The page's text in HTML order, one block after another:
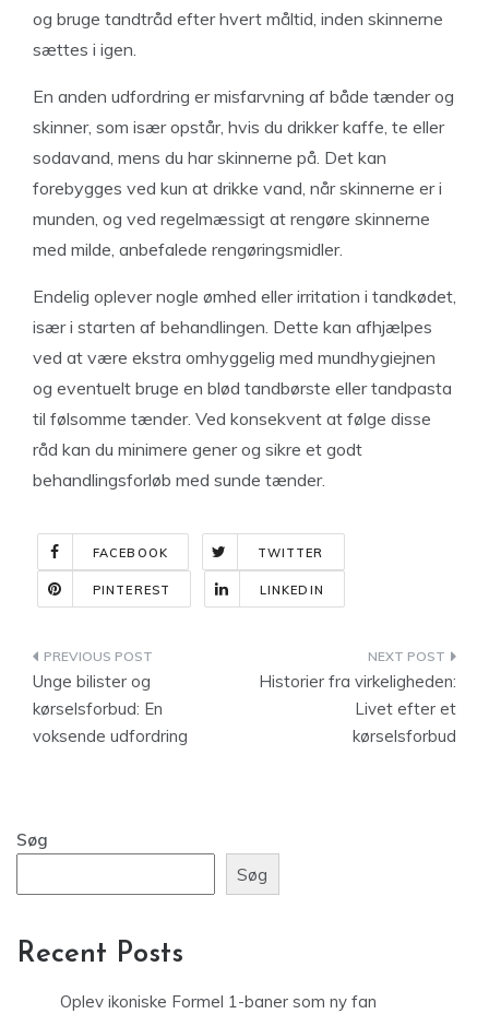
og bruge tandtråd efter hvert måltid, inden skinnerne
sættes i igen.
En anden udfordring er misfarvning af både tænder og
skinner, som især opstår, hvis du drikker kaffe, te eller
sodavand, mens du har skinnerne på. Det kan
forebygges ved kun at drikke vand, når skinnerne er i
munden, og ved regelmæssigt at rengøre skinnerne
med milde, anbefalede rengøringsmidler.
Endelig oplever nogle ømhed eller irritation i tandkødet,
især i starten af behandlingen. Dette kan afhjælpes
ved at være ekstra omhyggelig med mundhygiejnen
og eventuelt bruge en blød tandbørste eller tandpasta
til følsomme tænder. Ved konsekvent at følge disse
råd kan du minimere gener og sikre et godt
behandlingsforløb med sunde tænder.
FACEBOOK TWITTER
PINTEREST LINKEDIN
Indlægsnavigation
Unge bilister og
kørselsforbud: En
voksende udfordring
Historier fra virkeligheden:
Livet efter et
kørselsforbud
Søg
Søg
Recent Posts
Oplev ikoniske Formel 1-baner som ny fan